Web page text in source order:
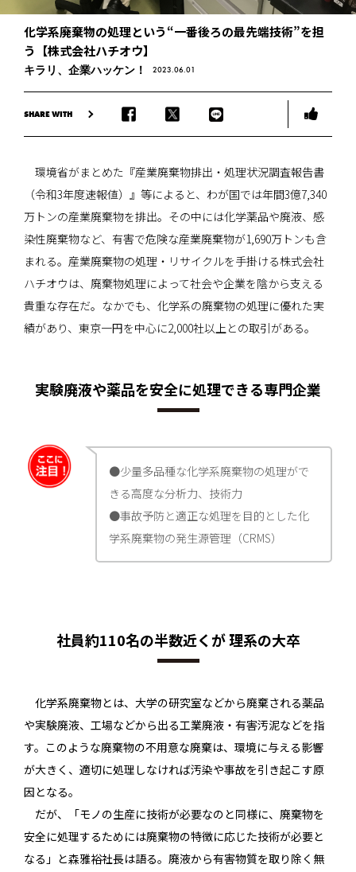
化学系廃棄物の処理という“一番後ろの最先端技術”を担
う【株式会社ハチオウ】
キラリ、企業ハッケン！ 2023.06.01
SHARE WITH
環境省がまとめた『産業廃棄物排出・処理状況調査報告書
（令和3年度速報値）』等によると、わが国では年間3億7,340
万トンの産業廃棄物を排出。その中には化学薬品や廃液、感
染性廃棄物など、有害で危険な産業廃棄物が1,690万トンも含
まれる。産業廃棄物の処理・リサイクルを手掛ける株式会社
ハチオウは、廃棄物処理によって社会や企業を陰から支える
貴重な存在だ。なかでも、化学系の廃棄物の処理に優れた実
績があり、東京一円を中心に2,000社以上との取引がある。
実験廃液や薬品を安全に処理できる専門企業
●少量多品種な化学系廃棄物の処理がで
きる高度な分析力、技術力
●事故予防と適正な処理を目的とした化
学系廃棄物の発生源管理（CRMS）
社員約110名の半数近くが 理系の大卒
化学系廃棄物とは、大学の研究室などから廃棄される薬品
や実験廃液、工場などから出る工業廃液・有害汚泥などを指
す。このような廃棄物の不用意な廃棄は、環境に与える影響
が大きく、適切に処理しなければ汚染や事故を引き起こす原
因となる。
だが、「モノの生産に技術が必要なのと同様に、廃棄物を
安全に処理するためには廃棄物の特徴に応じた技術が必要と
なる」と森雅裕社長は語る。廃液から有害物質を取り除く無